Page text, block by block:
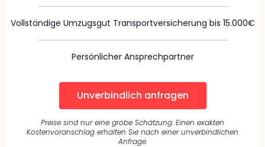
Vollständige Umzugsgut Transportversicherung bis 15.000€
Persönlicher Ansprechpartner
Unverbindlich anfragen
Preise sind nur eine grobe Schätzung. Einen exakten
Kostenvoranschlag erhalten Sie nach einer unverbindlichen
Anfrage.